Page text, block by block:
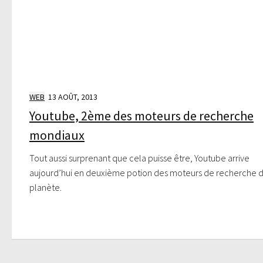
WEB 13 AOÛT, 2013
Youtube, 2ème des moteurs de recherche
mondiaux
Tout aussi surprenant que cela puisse être, Youtube arrive
aujourd’hui en deuxième potion des moteurs de recherche
planète.